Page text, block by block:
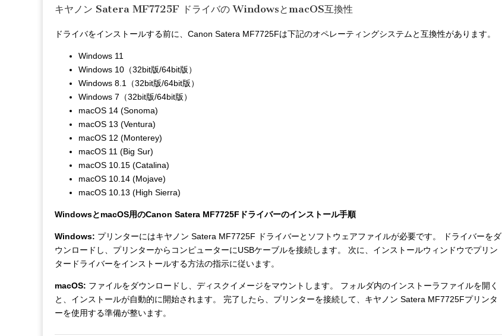
キヤノン Satera MF7725F ドライバの WindowsとmacOS互換性
ドライバをインストールする前に、Canon Satera MF7725Fは下記のオペレーティングシステムと互換性があります。
Windows 11
Windows 10（32bit版/64bit版）
Windows 8.1（32bit版/64bit版）
Windows 7（32bit版/64bit版）
macOS 14 (Sonoma)
macOS 13 (Ventura)
macOS 12 (Monterey)
macOS 11 (Big Sur)
macOS 10.15 (Catalina)
macOS 10.14 (Mojave)
macOS 10.13 (High Sierra)
WindowsとmacOS用のCanon Satera MF7725Fドライバーのインストール手順
Windows: プリンターにはキヤノン Satera MF7725F ドライバーとソフトウェアファイルが必要です。 ドライバーをダ
ウンロードし、プリンターからコンピューターにUSBケーブルを接続します。 次に、インストールウィンドウでプリン
タードライバーをインストールする方法の指示に従います。
macOS: ファイルをダウンロードし、ディスクイメージをマウントします。 フォルダ内のインストーラファイルを開く
と、インストールが自動的に開始されます。 完了したら、プリンターを接続して、キヤノン Satera MF7725Fプリンタ
ーを使用する準備が整います。